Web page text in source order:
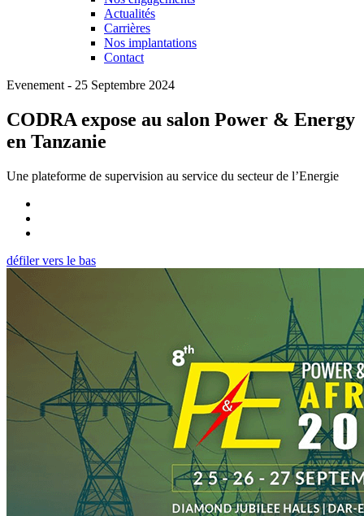
Actualités
Carrières
Nos implantations
Contact
Evenement - 25 Septembre 2024
CODRA expose au salon Power & Energy
en Tanzanie
Une plateforme de supervision au service du secteur de l’Energie
défiler vers le bas